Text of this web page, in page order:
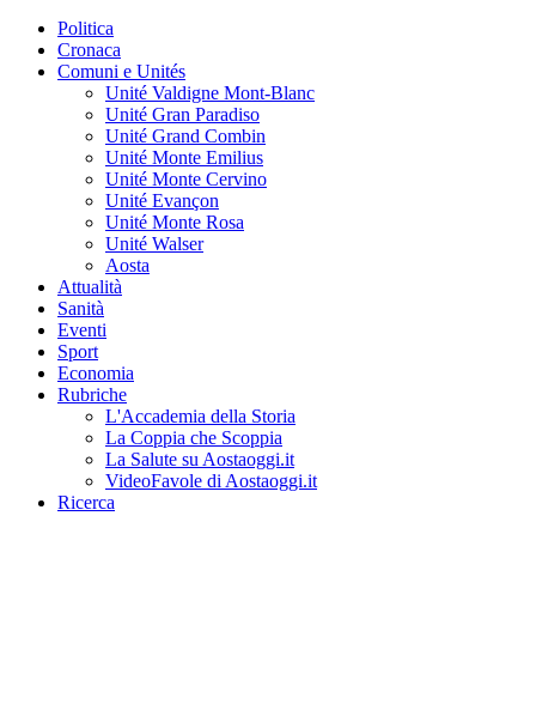
Politica
Cronaca
Comuni e Unités
Unité Valdigne Mont-Blanc
Unité Gran Paradiso
Unité Grand Combin
Unité Monte Emilius
Unité Monte Cervino
Unité Evançon
Unité Monte Rosa
Unité Walser
Aosta
Attualità
Sanità
Eventi
Sport
Economia
Rubriche
L'Accademia della Storia
La Coppia che Scoppia
La Salute su Aostaoggi.it
VideoFavole di Aostaoggi.it
Ricerca